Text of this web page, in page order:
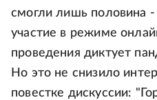
смогли лишь половина
участие в режиме
проведения диктует
Но это не снизило
повестке дискуссии: